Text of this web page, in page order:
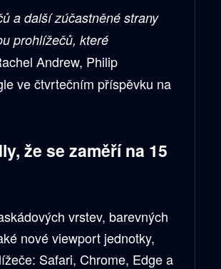
a další zúčastněné strany
prohlížečů, které
Andrew, Philip
ve čtvrtečním příspěvku na
že se zaměří na 15
vrstev, barevných
nové viewport jednotky,
Safari, Chrome, Edge a